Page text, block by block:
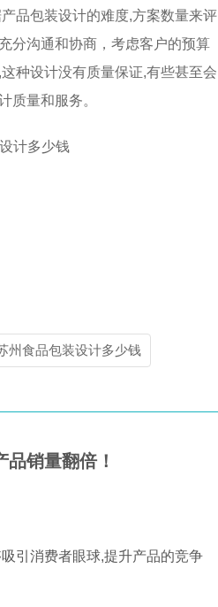
品包装设计的难度,方案数量来评
分沟通和协商，考虑客户的预算
种设计没有质量保证,有些甚至会
质量和服务。
计多少钱
州食品包装设计多少钱
销量翻倍！
引消费者眼球,提升产品的竞争